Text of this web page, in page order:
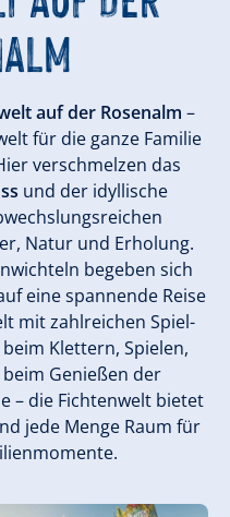
auf der Rosenalm –
für die ganze Familie
verschmelzen das
und der idyllische
Natur und Erholung.
begeben sich
eine spannende Reise
mit zahlreichen Spiel-
Klettern, Spielen,
Genießen der
– die Fichtenwelt bietet
jede Menge Raum für